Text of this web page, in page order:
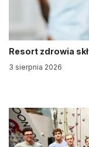
Resort zdrowia
3 sierpnia 2026